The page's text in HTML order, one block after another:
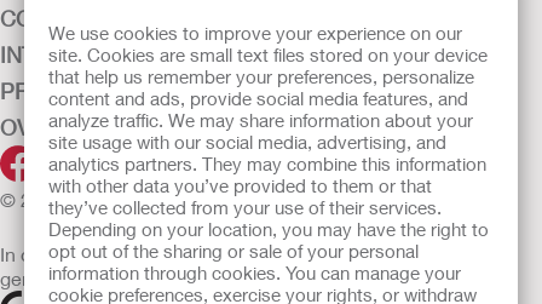
We use cookies to improve your experience on our
site. Cookies are small text files stored on your device
that help us remember your preferences, personalize
content and ads, provide social media features, and
analyze traffic. We may share information about your
site usage with our social media, advertising, and
analytics partners. They may combine this information
with other data you’ve provided to them or that
they’ve collected from your use of their services.
Depending on your location, you may have the right to
opt out of the sharing or sale of your personal
information through cookies. You can manage your
cookie preferences, exercise your rights, or withdraw
CONTINENTIEZORG
INTENSIEVE ZORG
PRODUCTEN
OVER ONS
© 2026 Hollister Incorporated
In de EU verkochte medische hulpmiddelen dienen
gemarkeerd te zijn met een van de volgende symbolen